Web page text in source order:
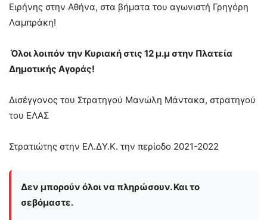
Ειρήνης στην Αθήνα, στα βήματα του αγωνιστή Γρηγόρη
Λαμπράκη!
Όλοι λοιπόν την Κυριακή στις 12 μ.μ στην Πλατεία
Δημοτικής Αγοράς!
Δισέγγονος του Στρατηγού Μανώλη Μάντακα, στρατηγού
του ΕΛΑΣ
Στρατιώτης στην ΕΛ.ΔΥ.Κ. την περίοδο 2021-2022
Δεν μπορούν όλοι να πληρώσουν. Και το
σεβόμαστε.